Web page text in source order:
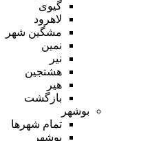
گیوی
لاهرود
مشگین شهر
نمین
نیر
هشتجین
هیر
بازگشت
بوشهر
تمام شهر‌ها
بوشهر